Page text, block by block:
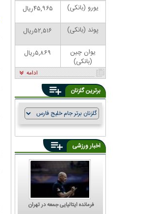
یورو (بانکی)
۴۵,۹۶۵ریال
پوند (بانکی)
۵۲,۵۱۶ریال
یوان چین
(بانکی)
۵,۸۶۹ریال
ادامه
برترین گلزنان
اخبار ورزشی
فرمانده ایتالیایی جمعه در تهران